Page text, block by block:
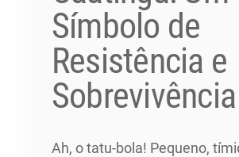
Símbolo de
Resistência e
Sobrevivência
Ah, o tatu-bola! Pequeno,